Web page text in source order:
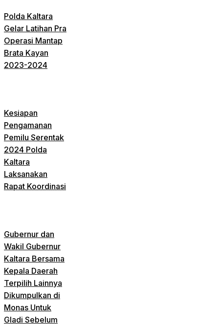
Polda Kaltara
Gelar Latihan Pra
Operasi Mantap
Brata Kayan
2023-2024
Kesiapan
Pengamanan
Pemilu Serentak
2024 Polda
Kaltara
Laksanakan
Rapat Koordinasi
Gubernur dan
Wakil Gubernur
Kaltara Bersama
Kepala Daerah
Terpilih Lainnya
Dikumpulkan di
Monas Untuk
Gladi Sebelum